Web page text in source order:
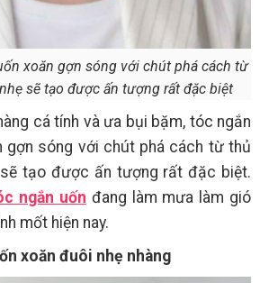
xoăn gợn sóng với chút phá cách từ
sẽ tạo được ấn tượng rất đặc biệt
cá tính và ưa bụi bặm, tóc ngắn
gợn sóng với chút phá cách từ thủ
tạo được ấn tượng rất đặc biệt.
ngắn uốn đang làm mưa làm gió
mốt hiện nay.
xoăn đuôi nhẹ nhàng